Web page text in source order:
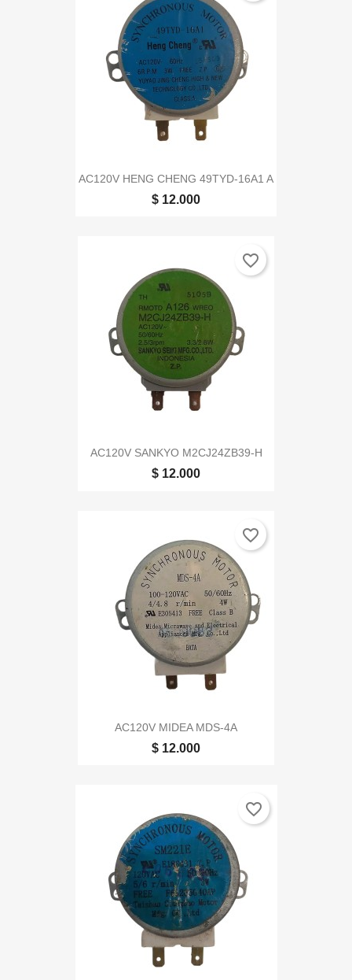
AC120V HENG CHENG 49TYD-16A1 A
$ 12.000
AC120V SANKYO M2CJ24ZB39-H
$ 12.000
favorite_border
AC120V MIDEA MDS-4A
$ 12.000
favorite_border
favorite_border